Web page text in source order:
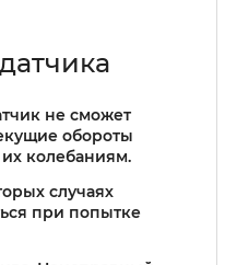
не сможет
обороты
колебаниям.
случаях
при попытке